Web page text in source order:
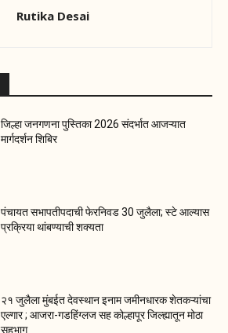
Rutika Desai
जिल्हा जनगणना पुस्तिका 2026 संदर्भात आजऱ्यात
मार्गदर्शन शिबिर
पंचायत सभापतीपदाची फेरनिवड 30 जुलैला; स्टे आल्यास
प्रक्रिया थांबण्याची शक्यता
२१ जुलैला मुंबईत देवस्थान इनाम जमीनधारक शेतकऱ्यांचा
एल्गार ; आजरा-गडहिंग्लज सह कोल्हापूर जिल्ह्यातून मोठा
सहभाग